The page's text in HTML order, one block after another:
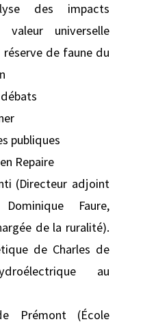
des impacts
universelle
de faune du
publiques
Repaire
(Directeur adjoint
Faure,
de la ruralité).
de Charles de
au
Prémont (École